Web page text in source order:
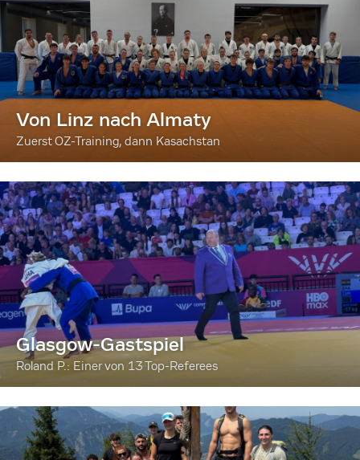
Von Linz nach Almaty
Zuerst OZ-Training, dann Kasachstan
Glasgow-Gastspiel
Roland P.: Einer von 13 Top-Referees